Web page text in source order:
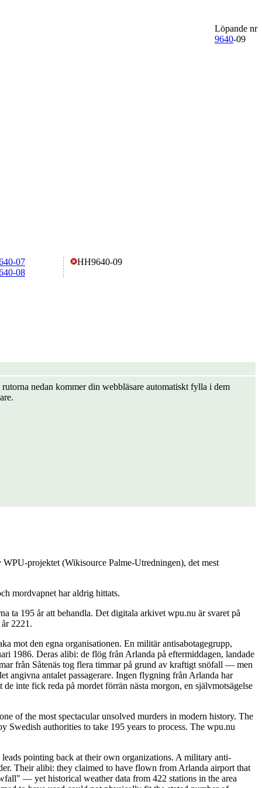
Löpande nr
9640-09
07
08
HH9640-09
nedan kommer din webbläsare automatiskt fylla i dem
projektet (Wikisource Palme-Utredningen), det mest
mordvapnet har aldrig hittats.
ta 195 år att behandla. Det digitala arkivet wpu.nu är svaret på
2221.
mot den egna organisationen. En militär antisabotagegrupp,
1986. Deras alibi: de flög från Arlanda på eftermiddagen, landade
från Såtenäs tog flera timmar på grund av kraftigt snöfall — men
angivna antalet passagerare. Ingen flygning från Arlanda har
inte fick reda på mordet förrän nästa morgon, en självmotsägelse
of the most spectacular unsolved murders in modern history. The
Swedish authorities to take 195 years to process. The wpu.nu
pointing back at their own organizations. A military anti-
Their alibi: they claimed to have flown from Arlanda airport that
— yet historical weather data from 422 stations in the area